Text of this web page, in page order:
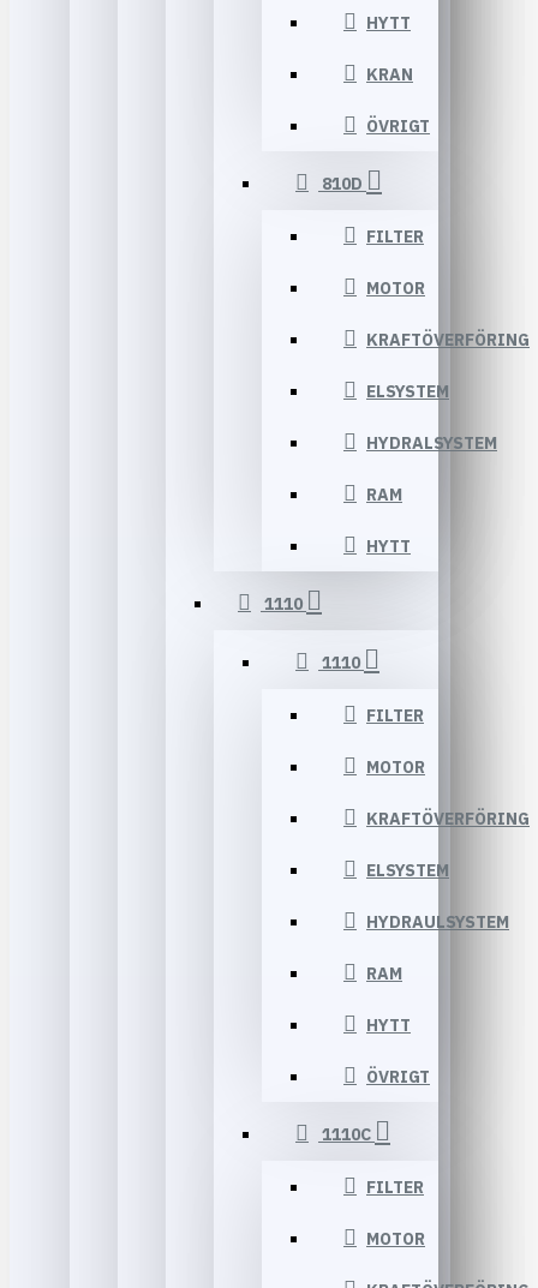
HYTT
KRAN
ÖVRIGT
810D
FILTER
MOTOR
KRAFTÖVERFÖRING
ELSYSTEM
HYDRALSYSTEM
RAM
HYTT
1110
1110
FILTER
MOTOR
KRAFTÖVERFÖRING
ELSYSTEM
HYDRAULSYSTEM
RAM
HYTT
ÖVRIGT
1110C
FILTER
MOTOR